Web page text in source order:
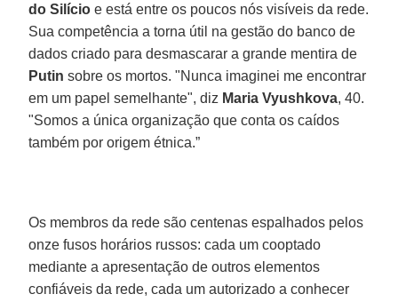
do Silício e está entre os poucos nós visíveis da rede.
Sua competência a torna útil na gestão do banco de
dados criado para desmascarar a grande mentira de
Putin sobre os mortos. "Nunca imaginei me encontrar
em um papel semelhante", diz Maria Vyushkova, 40.
"Somos a única organização que conta os caídos
também por origem étnica.”
Os membros da rede são centenas espalhados pelos
onze fusos horários russos: cada um cooptado
mediante a apresentação de outros elementos
confiáveis da rede, cada um autorizado a conhecer